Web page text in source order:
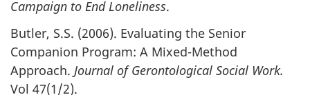
Campaign to End Loneliness.
Butler, S.S. (2006). Evaluating the Senior
Companion Program: A Mixed-Method
Approach. Journal of Gerontological Social Work.
Vol 47(1/2).